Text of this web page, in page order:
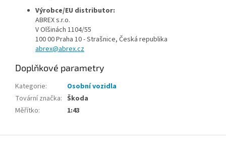
Výrobce/EU distributor:
ABREX s.r.o.
V Olšinách 1104/55
100 00 Praha 10 - Strašnice, Česká republika
abrex@abrex.cz
Doplňkové parametry
Kategorie:
Osobní vozidla
Tovární značka: Škoda
Měřítko: 1:43